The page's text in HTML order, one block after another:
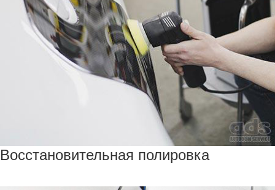
Восстановительная полировка